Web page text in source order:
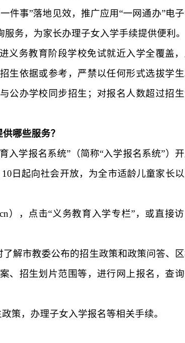
件事”落地见效，推广应用“一网通办”电
务，为家长办理子女入学手续提供便利。
义务教育阶段学校免试就近入学全覆盖
生依据或参考，严禁以任何形式选拔学生
公办学校同步招生；对报名人数超过招
哪些服务？
入学报名系统”（简称“入学报名系统”）
10 日起向社会开放，为全市适龄儿童家长
）
，点击“义务教育入学专栏”，或直接访
解市教委公布的招生政策和政策问答、
、招生划片范围等，进行网上报名，查
策，办理子女入学报名等相关手续。